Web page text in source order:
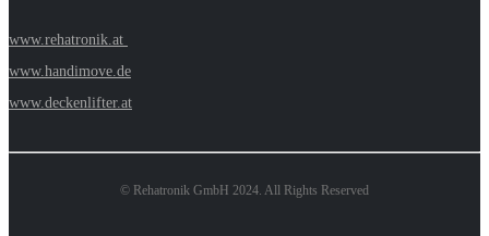
www.rehatronik.at
www.handimove.de
www.deckenlifter.at
© Rehatronik GmbH 2024. All Rights Reserved